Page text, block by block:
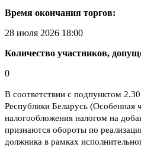
Время окончания торгов:
28 июля 2026 18:00
Количество участников,
0
В соответствии с подпунктом
Республики Беларусь (Особенная
налогообложения налогом на
признаются обороты по
должника в рамках